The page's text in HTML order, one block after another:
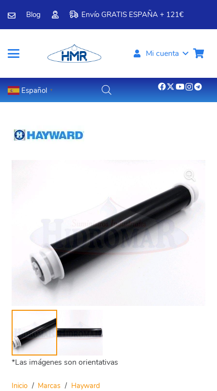
Blog Envío GRATIS ESPAÑA + 121€
Mi cuenta
Español ▼
*Las imágenes son orientativas
Inicio / Marcas / Hayward